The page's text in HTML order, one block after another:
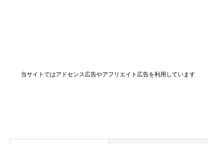
当サイトではアドセンス広告やアフリエイト広告を利用しています